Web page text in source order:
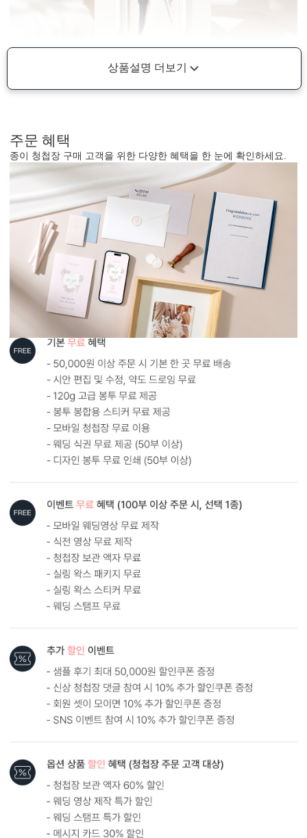
형태 및 구성
카드 115x173(mm) / 세로3단 / 봉투120x180(mm)
봉합용 스티커 기본 구성입니다.
기본 인쇄 내용(인사말, 약도 등)이 흑백 인쇄됩니다.
달력이 함께 구성되어 있어 예식일을 기억하기 쉽습니다.
상품설명 더보기
주문 혜택
종이 청첩장 구매 고객을 위한 다양한 혜택을 한 눈에 확인하세요.